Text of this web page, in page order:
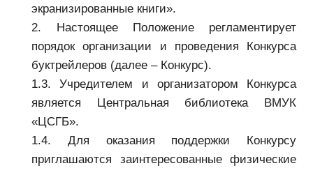
экранизированные книги».
2. Настоящее Положение регламентирует
порядок организации и проведения Конкурса
буктрейлеров (далее – Конкурс).
1.3. Учредителем и организатором Конкурса
является Центральная библиотека ВМУК
«ЦСГБ».
1.4. Для оказания поддержки Конкурсу
приглашаются заинтересованные физические